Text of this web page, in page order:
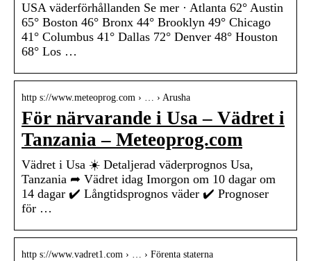
USA väderförhållanden Se mer · Atlanta 62° Austin
65° Boston 46° Bronx 44° Brooklyn 49° Chicago
41° Columbus 41° Dallas 72° Denver 48° Houston
68° Los …
http s://www.meteoprog.com › … › Arusha
För närvarande i Usa – Vädret i
Tanzania – Meteoprog.com
Vädret i Usa ☀️ Detaljerad väderprognos Usa,
Tanzania ➦ Vädret idag Imorgon om 10 dagar om
14 dagar ✔️ Långtidsprognos väder ✔️ Prognoser
för …
http s://www.vadret1.com › … › Förenta staterna